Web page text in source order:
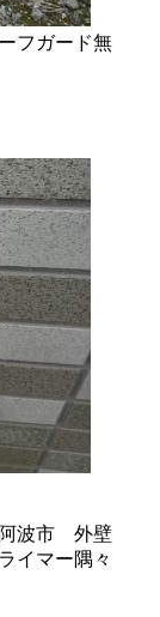
フガード無
イマー隅々